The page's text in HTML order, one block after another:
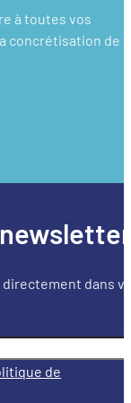
à toutes vos
concrétisation de
directement dans
de